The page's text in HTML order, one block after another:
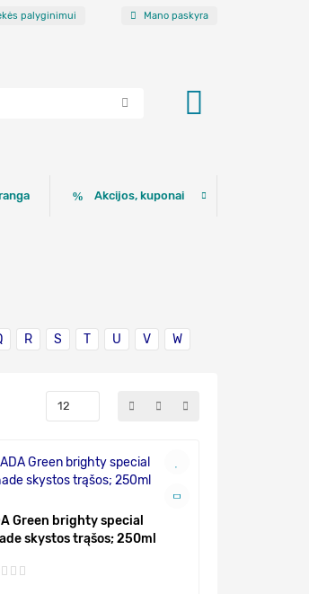
palyginimui Mano paskyra
Akcijos, kuponai
R S T U V W
Green brighty special
skystos trąšos; 250ml